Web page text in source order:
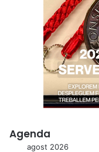
Agenda
agost 2026